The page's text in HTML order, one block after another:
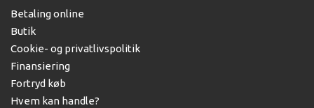
Betaling online
Butik
Cookie- og privatlivspolitik
Finansiering
Fortryd køb
Hvem kan handle?